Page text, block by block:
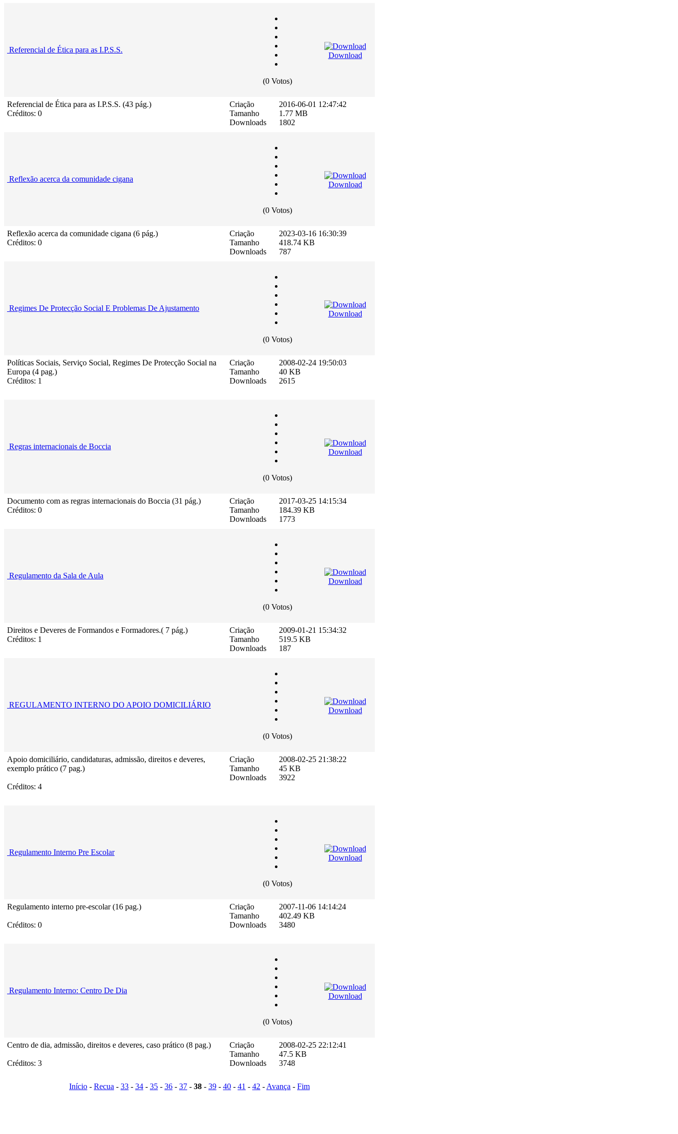
Referencial de Ética para as I.P.S.S.
(0 Votos)
Download
Referencial de Ética para as I.P.S.S. (43 pág.)
Créditos: 0
Criação
Tamanho
Downloads
2016-06-01 12:47:42
1.77 MB
1802
Reflexão acerca da comunidade cigana
(0 Votos)
Download
Reflexão acerca da comunidade cigana (6 pág.)
Créditos: 0
Criação
Tamanho
Downloads
2023-03-16 16:30:39
418.74 KB
787
Regimes De Protecção Social E Problemas De Ajustamento
(0 Votos)
Download
Políticas Sociais, Serviço Social, Regimes De Protecção Social na
Europa (4 pag.)
Créditos: 1
Criação
Tamanho
Downloads
2008-02-24 19:50:03
40 KB
2615
Regras internacionais de Boccia
(0 Votos)
Download
Documento com as regras internacionais do Boccia (31 pág.)
Créditos: 0
Criação
Tamanho
Downloads
2017-03-25 14:15:34
184.39 KB
1773
Regulamento da Sala de Aula
(0 Votos)
Download
Direitos e Deveres de Formandos e Formadores.( 7 pág.)
Créditos: 1
Criação
Tamanho
Downloads
2009-01-21 15:34:32
519.5 KB
187
REGULAMENTO INTERNO DO APOIO DOMICILIÁRIO
(0 Votos)
Download
Apoio domiciliário, candidaturas, admissão, direitos e deveres,
exemplo prático (7 pag.)
Créditos: 4
Criação
Tamanho
Downloads
2008-02-25 21:38:22
45 KB
3922
Regulamento Interno Pre Escolar
(0 Votos)
Download
Regulamento interno pre-escolar (16 pag.)
Créditos: 0
Criação
Tamanho
Downloads
2007-11-06 14:14:24
402.49 KB
3480
Regulamento Interno: Centro De Dia
(0 Votos)
Download
Centro de dia, admissão, direitos e deveres, caso prático (8 pag.)
Créditos: 3
Criação
Tamanho
Downloads
2008-02-25 22:12:41
47.5 KB
3748
Início - Recua - 33 - 34 - 35 - 36 - 37 - 38 - 39 - 40 - 41 - 42 -Avança - Fim